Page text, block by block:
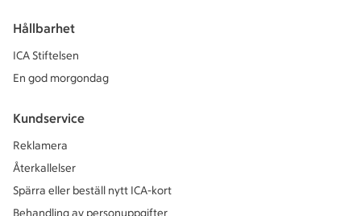
Hållbarhet
ICA Stiftelsen
En god morgondag
Kundservice
Reklamera
Återkallelser
Spärra eller beställ nytt ICA-kort
Behandling av personuppgifter